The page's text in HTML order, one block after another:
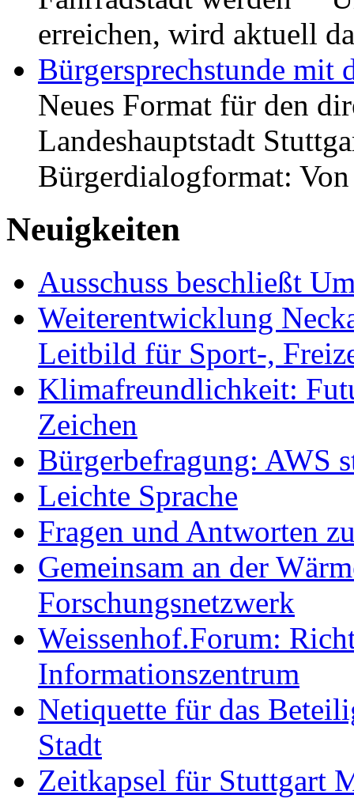
erreichen, wird aktuell
Bürgersprechstunde mit
Neues Format für den
Landeshauptstadt
Bürgerdialogformat:
Neuigkeiten
Ausschuss beschließt
Weiterentwicklung
Leitbild für Sport-,
Klimafreundlichkeit:
Zeichen
Bürgerbefragung: AWS
Leichte Sprache
Fragen und Antworten
Gemeinsam an der
Forschungsnetzwerk
Weissenhof.Forum:
Informationszentrum
Netiquette für das
Stadt
Zeitkapsel für Stuttgart